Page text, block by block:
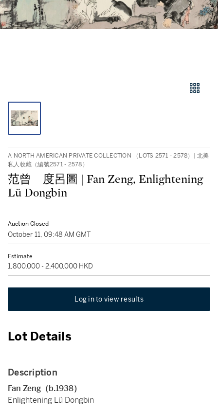
A NORTH AMERICAN PRIVATE COLLECTION （LOTS 2571 - 2578）| 北美
私人收藏（編號2571 - 2578）
范曾 度呂圖 | Fan Zeng, Enlightening
Lü Dongbin
Auction Closed
October 11, 09:48 AM GMT
Estimate
1,800,000 - 2,400,000 HKD
Log in to view results
Lot Details
Description
Fan Zeng（b.1938）
Enlightening Lü Dongbin